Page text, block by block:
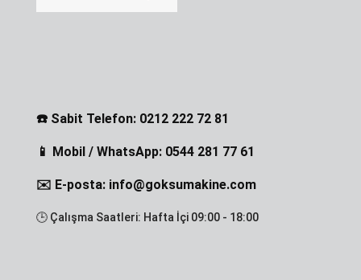
☎️ Sabit Telefon: 0212 222 72 81
📱 Mobil / WhatsApp: 0544 281 77 61
✉️ E-posta: info@goksumakine.com
🕒 Çalışma Saatleri: Hafta İçi 09:00 - 18:00